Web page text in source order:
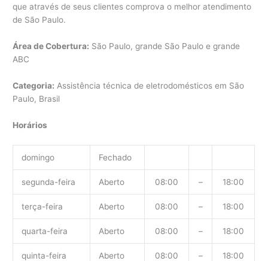
que através de seus clientes comprova o melhor atendimento
de São Paulo.
Área de Cobertura: São Paulo, grande São Paulo e grande
ABC
Categoria: Assistência técnica de eletrodomésticos em São
Paulo, Brasil
Horários
domingo Fechado
segunda-feira Aberto 08:00 – 18:00
terça-feira Aberto 08:00 – 18:00
quarta-feira Aberto 08:00 – 18:00
quinta-feira Aberto 08:00 – 18:00